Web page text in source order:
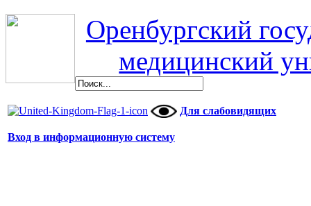
Оренбургский
медицинский
Для слабовидящих
Вход в информационную систему